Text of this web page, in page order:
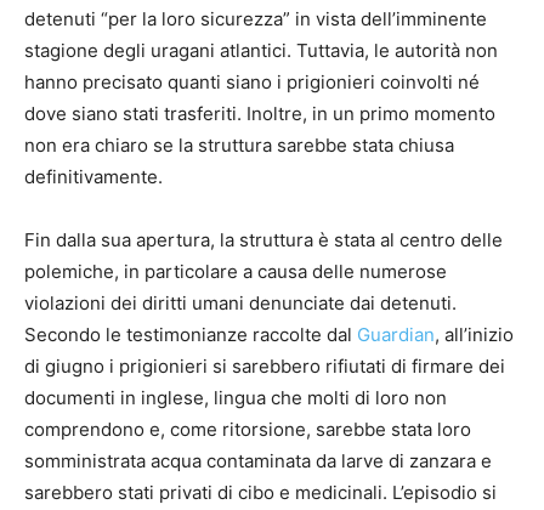
detenuti “per la loro sicurezza” in vista dell’imminente
stagione degli uragani atlantici. Tuttavia, le autorità non
hanno precisato quanti siano i prigionieri coinvolti né
dove siano stati trasferiti. Inoltre, in un primo momento
non era chiaro se la struttura sarebbe stata chiusa
definitivamente.
Fin dalla sua apertura, la struttura è stata al centro delle
polemiche, in particolare a causa delle numerose
violazioni dei diritti umani denunciate dai detenuti.
Secondo le testimonianze raccolte dal Guardian, all’inizio
di giugno i prigionieri si sarebbero rifiutati di firmare dei
documenti in inglese, lingua che molti di loro non
comprendono e, come ritorsione, sarebbe stata loro
somministrata acqua contaminata da larve di zanzara e
sarebbero stati privati di cibo e medicinali. L’episodio si